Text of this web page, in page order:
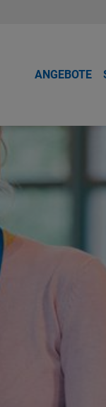
ANGEBOTE